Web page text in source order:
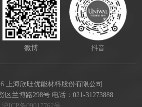
微博 抖音
上海欣旺优能材料股份有限公司
区兰博路298号 电话：021-31273888